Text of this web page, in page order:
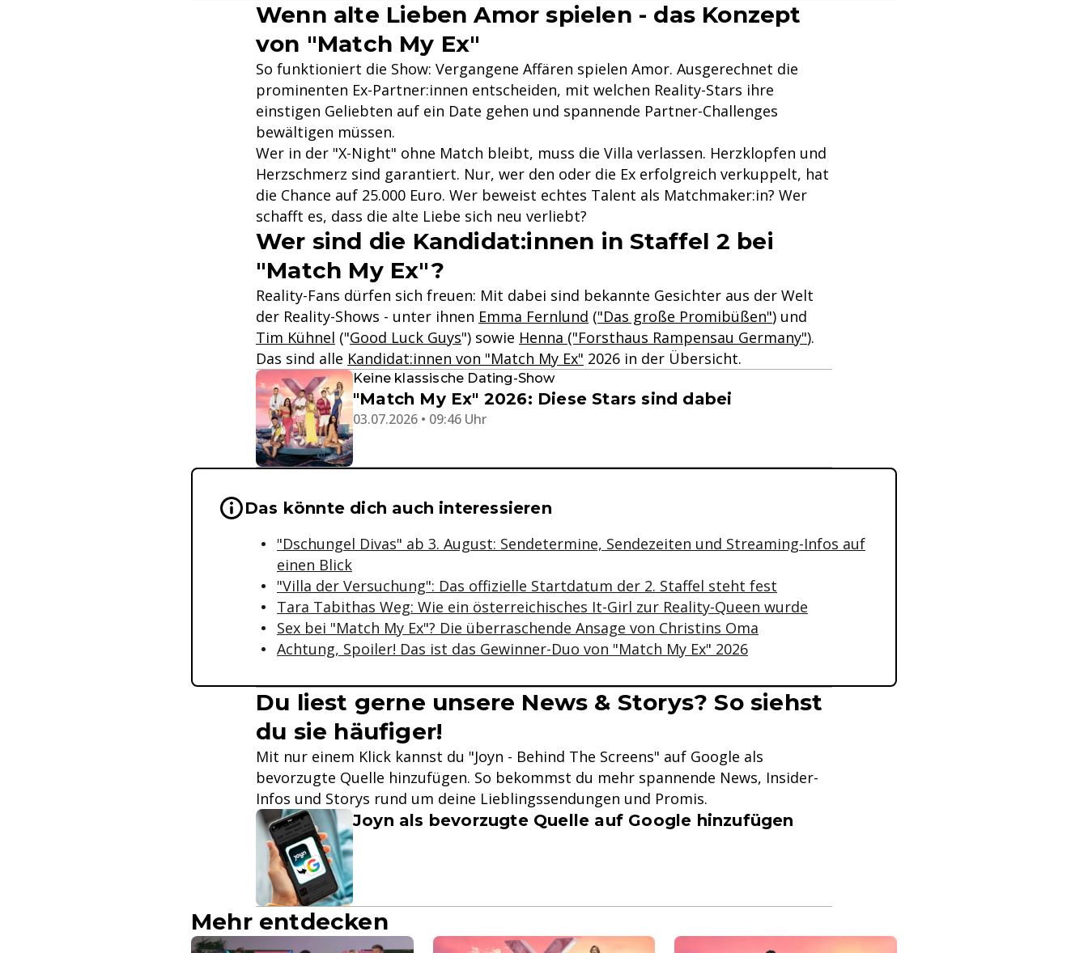
Wenn alte Lieben Amor spielen - das Konzept
von "Match My Ex"
So funktioniert die Show: Vergangene Affären spielen Amor. Ausgerechnet die
prominenten Ex-Partner:innen entscheiden, mit welchen Reality-Stars ihre
einstigen Geliebten auf ein Date gehen und spannende Partner-Challenges
bewältigen müssen.
Wer in der "X-Night" ohne Match bleibt, muss die Villa verlassen. Herzklopfen und
Herzschmerz sind garantiert. Nur, wer den oder die Ex erfolgreich verkuppelt, hat
die Chance auf 25.000 Euro. Wer beweist echtes Talent als Matchmaker:in? Wer
schafft es, dass die alte Liebe sich neu verliebt?
Wer sind die Kandidat:innen in Staffel 2 bei
"Match My Ex"?
Reality-Fans dürfen sich freuen: Mit dabei sind bekannte Gesichter aus der Welt
der Reality-Shows - unter ihnen Emma Fernlund ("Das große Promibüßen") und
Tim Kühnel ("Good Luck Guys") sowie Henna ("Forsthaus Rampensau Germany").
Das sind alle Kandidat:innen von "Match My Ex" 2026 in der Übersicht.
Keine klassische Dating-Show
"Match My Ex" 2026: Diese Stars sind dabei
03.07.2026 • 09:46 Uhr
Wichtige Hinweise & Informationen zum Inhalt
Das könnte dich auch interessieren
"Dschungel Divas" ab 3. August: Sendetermine, Sendezeiten und Streaming-Infos auf
einen Blick
"Villa der Versuchung": Das offizielle Startdatum der 2. Staffel steht fest
Tara Tabithas Weg: Wie ein österreichisches It-Girl zur Reality-Queen wurde
Sex bei "Match My Ex"? Die überraschende Ansage von Christins Oma
Achtung, Spoiler! Das ist das Gewinner-Duo von "Match My Ex" 2026
Du liest gerne unsere News & Storys? So siehst
du sie häufiger!
Mit nur einem Klick kannst du "Joyn - Behind The Screens" auf Google als
bevorzugte Quelle hinzufügen. So bekommst du mehr spannende News, Insider-
Infos und Storys rund um deine Lieblingssendungen und Promis.
Joyn als bevorzugte Quelle auf Google hinzufügen
Mehr entdecken